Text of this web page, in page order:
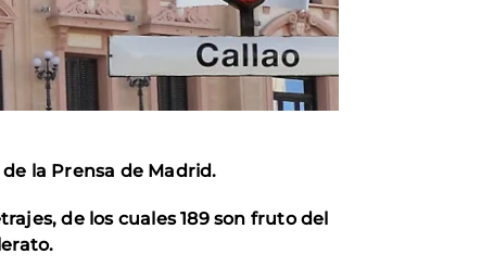
de la Prensa de Madrid.
de los cuales 189 son fruto del